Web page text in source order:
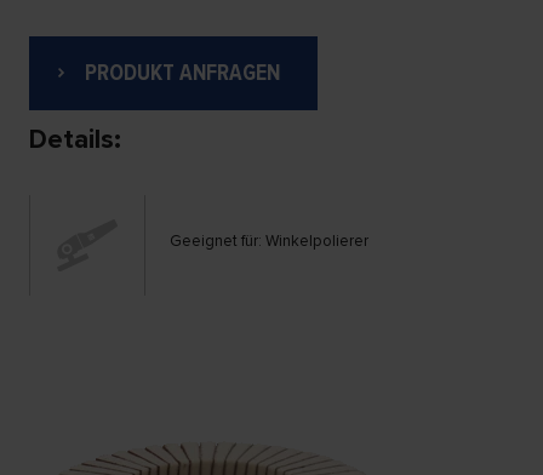
PRODUKT ANFRAGEN
Details:
Geeignet für: Winkelpolierer